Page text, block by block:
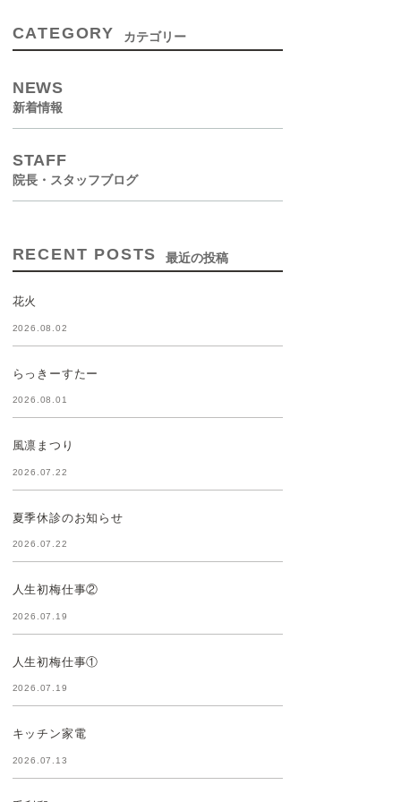
CATEGORY カテゴリー
NEWS
新着情報
STAFF
院長・スタッフブログ
RECENT POSTS 最近の投稿
花火
2026.08.02
らっきーすたー
2026.08.01
風凛まつり
2026.07.22
夏季休診のお知らせ
2026.07.22
人生初梅仕事②
2026.07.19
人生初梅仕事①
2026.07.19
キッチン家電
2026.07.13